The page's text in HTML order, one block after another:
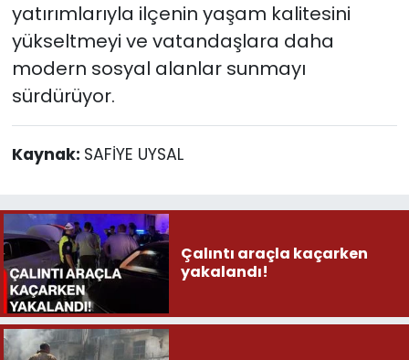
yatırımlarıyla ilçenin yaşam kalitesini
yükseltmeyi ve vatandaşlara daha
modern sosyal alanlar sunmayı
sürdürüyor.
Kaynak: SAFİYE UYSAL
Çalıntı araçla kaçarken
yakalandı!